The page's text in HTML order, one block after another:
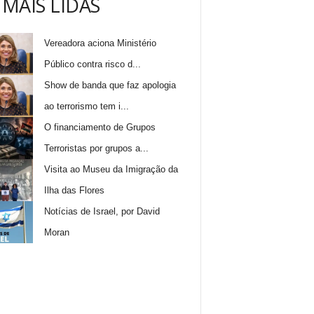
LIDAS
Vereadora aciona Ministério
Público contra risco d...
Show de banda que faz apologia
ao terrorismo tem i...
O financiamento de Grupos
Terroristas por grupos a...
Visita ao Museu da Imigração da
Ilha das Flores
Notícias de Israel, por David
Moran